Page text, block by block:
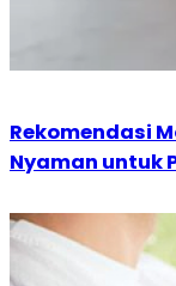
Rekomendasi
Nyaman untuk